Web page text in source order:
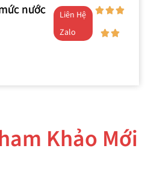
nước
Liên Hệ
Zalo
Khảo Mới